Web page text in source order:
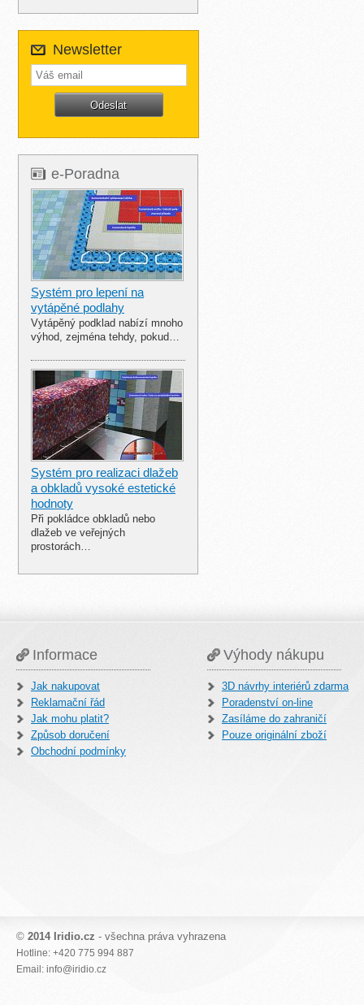
Newsletter
e-Poradna
Systém pro lepení na
vytápěné podlahy
Vytápěný podklad nabízí mnoho
výhod, zejména tehdy, pokud…
Systém pro realizaci dlažeb
a obkladů vysoké estetické
hodnoty
Při pokládce obkladů nebo
dlažeb ve veřejných
prostorách…
Informace
Jak nakupovat
Reklamační řád
Jak mohu platit?
Způsob doručení
Obchodní podmínky
Výhody nákupu
3D návrhy interiérů zdarma
Poradenství on-line
Zasíláme do zahraničí
Pouze originální zboží
© 2014 Iridio.cz - všechna práva vyhrazena
Hotline: +420 775 994 887
Email: info@iridio.cz